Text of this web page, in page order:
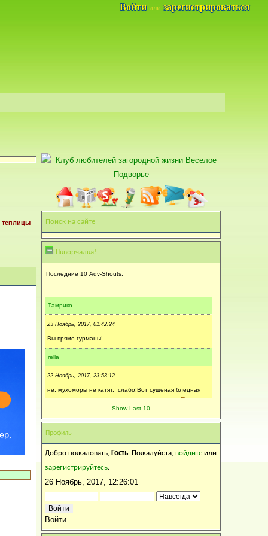
Войти или зарегистрироваться
теплицы Поиск на сайте
Шкворчалка!
Последние 10 Adv-Shouts:
Тамрико
23 Ноябрь, 2017, 01:42:24
Вы прямо гурманы!
rella
22 Ноябрь, 2017, 23:53:12
не, мухоморы не катят, слабо!Вот сушеная бледная
ЛарисаМ
Пусть спасибо скажет,что не из мухоморов!!!!
22 Ноябрь, 2017, 17:18:10
мне дали выговор. Сварила суп из белых грибов. Сын
был возмущен, почему не из подосиновиков?!
Show Last 10
Профиль
Добро пожаловать, Гость. Пожалуйста, войдите или
зарегистрируйтесь.
26 Ноябрь, 2017, 12:26:01
Войти